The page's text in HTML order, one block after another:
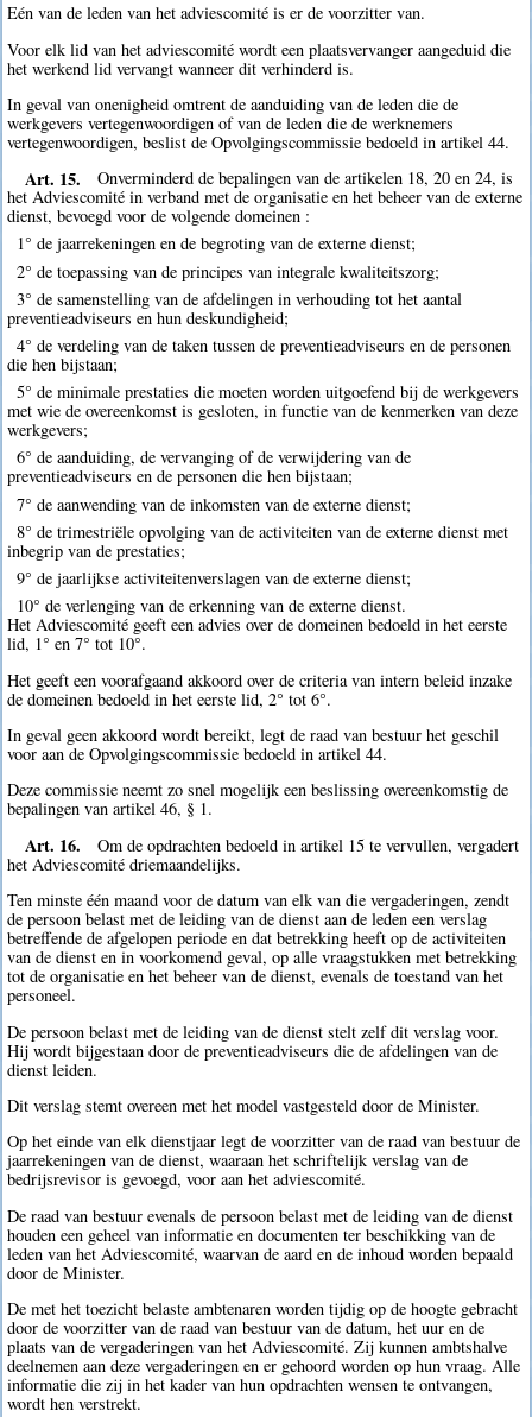
Eén van de leden van het adviescomité is er de voorzitter van.
Voor elk lid van het adviescomité wordt een plaatsvervanger aangeduid die
het werkend lid vervangt wanneer dit verhinderd is.
In geval van onenigheid omtrent de aanduiding van de leden die de
werkgevers vertegenwoordigen of van de leden die de werknemers
vertegenwoordigen, beslist de Opvolgingscommissie bedoeld in artikel 44.
Art. 15.
Onverminderd de bepalingen van de artikelen 18, 20 en 24, is
het Adviescomité in verband met de organisatie en het beheer van de externe
dienst, bevoegd voor de volgende domeinen :
1° de jaarrekeningen en de begroting van de externe dienst;
2° de toepassing van de principes van integrale kwaliteitszorg;
3° de samenstelling van de afdelingen in verhouding tot het aantal
preventieadviseurs en hun deskundigheid;
4° de verdeling van de taken tussen de preventieadviseurs en de personen
die hen bijstaan;
5° de minimale prestaties die moeten worden uitgoefend bij de werkgevers
met wie de overeenkomst is gesloten, in functie van de kenmerken van deze
werkgevers;
6° de aanduiding, de vervanging of de verwijdering van de
preventieadviseurs en de personen die hen bijstaan;
7° de aanwending van de inkomsten van de externe dienst;
8° de trimestriële opvolging van de activiteiten van de externe dienst met
inbegrip van de prestaties;
9° de jaarlijkse activiteitenverslagen van de externe dienst;
10° de verlenging van de erkenning van de externe dienst.
Het Adviescomité geeft een advies over de domeinen bedoeld in het eerste
lid, 1° en 7° tot 10°.
Het geeft een voorafgaand akkoord over de criteria van intern beleid inzake
de domeinen bedoeld in het eerste lid, 2° tot 6°.
In geval geen akkoord wordt bereikt, legt de raad van bestuur het geschil
voor aan de Opvolgingscommissie bedoeld in artikel 44.
Deze commissie neemt zo snel mogelijk een beslissing overeenkomstig de
bepalingen van artikel 46, § 1.
Art. 16.
Om de opdrachten bedoeld in artikel 15 te vervullen, vergadert
het Adviescomité driemaandelijks.
Ten minste één maand voor de datum van elk van die vergaderingen, zendt
de persoon belast met de leiding van de dienst aan de leden een verslag
betreffende de afgelopen periode en dat betrekking heeft op de activiteiten
van de dienst en in voorkomend geval, op alle vraagstukken met betrekking
tot de organisatie en het beheer van de dienst, evenals de toestand van het
personeel.
De persoon belast met de leiding van de dienst stelt zelf dit verslag voor.
Hij wordt bijgestaan door de preventieadviseurs die de afdelingen van de
dienst leiden.
Dit verslag stemt overeen met het model vastgesteld door de Minister.
Op het einde van elk dienstjaar legt de voorzitter van de raad van bestuur de
jaarrekeningen van de dienst, waaraan het schriftelijk verslag van de
bedrijsrevisor is gevoegd, voor aan het adviescomité.
De raad van bestuur evenals de persoon belast met de leiding van de dienst
houden een geheel van informatie en documenten ter beschikking van de
leden van het Adviescomité, waarvan de aard en de inhoud worden bepaald
door de Minister.
De met het toezicht belaste ambtenaren worden tijdig op de hoogte gebracht
door de voorzitter van de raad van bestuur van de datum, het uur en de
plaats van de vergaderingen van het Adviescomité. Zij kunnen ambtshalve
deelnemen aan deze vergaderingen en er gehoord worden op hun vraag. Alle
informatie die zij in het kader van hun opdrachten wensen te ontvangen,
wordt hen verstrekt.